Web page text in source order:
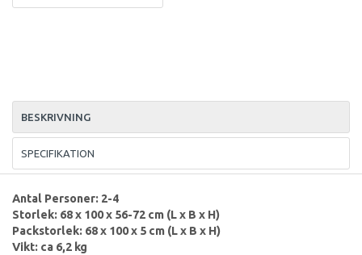
BESKRIVNING
SPECIFIKATION
Antal Personer: 2-4
Storlek: 68 x 100 x 56-72 cm (L x B x H)
Packstorlek: 68 x 100 x 5 cm (L x B x H)
Vikt: ca 6,2 kg